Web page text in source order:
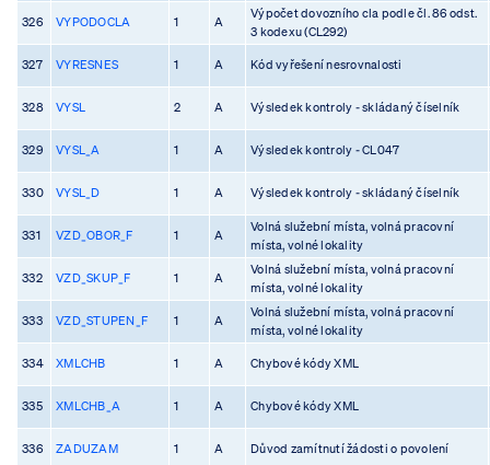
326 VYPODOCLA 1 A
Výpočet dovozního cla podle čl. 86 odst.
3 kodexu (CL292)
327 VYRESNES 1 A Kód vyřešení nesrovnalosti
328 VYSL 2 A Výsledek kontroly - skládaný číselník
329 VYSL_A 1 A Výsledek kontroly - CL047
330 VYSL_D 1 A Výsledek kontroly - skládaný číselník
331 VZD_OBOR_F 1 A
Volná služební místa, volná pracovní
místa, volné lokality
332 VZD_SKUP_F 1 A
Volná služební místa, volná pracovní
místa, volné lokality
333 VZD_STUPEN_F 1 A
Volná služební místa, volná pracovní
místa, volné lokality
334 XMLCHB 1 A Chybové kódy XML
335 XMLCHB_A 1 A Chybové kódy XML
336 ZADUZAM 1 A Důvod zamítnutí žádosti o povolení